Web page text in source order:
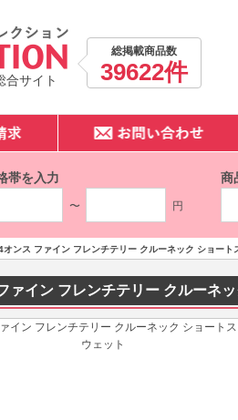
合サイト
総掲載商品数
39622件
帯を入力
〜 円
商
オンス ファイン フレンチテリー クルーネック ショート
ァイン フレンチテリー クルーネ